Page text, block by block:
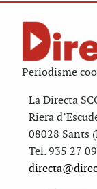
Periodisme
La Directa
Riera
08028 Sants
Tel. 935 27